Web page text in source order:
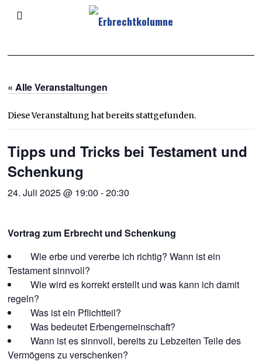
« Alle Veranstaltungen
Diese Veranstaltung hat bereits stattgefunden.
Tipps und Tricks bei Testament und
Schenkung
24. Juli 2025 @ 19:00 -20:30
Vortrag zum Erbrecht und Schenkung
Wie erbe und vererbe ich richtig? Wann ist ein
Testament sinnvoll?
Wie wird es korrekt erstellt und was kann ich damit
regeln?
Was ist ein Pflichtteil?
Was bedeutet Erbengemeinschaft?
Wann ist es sinnvoll, bereits zu Lebzeiten Teile des
Vermögens zu verschenken?